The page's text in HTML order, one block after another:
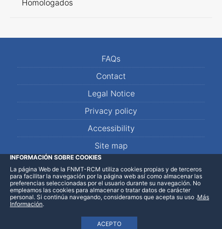
Homologados
FAQs
Contact
Legal Notice
Privacy policy
Accessibility
Site map
LinkedInFacebookWhatsApp
INFORMACIÓN SOBRE COOKIES
La página Web de la FNMT-RCM utiliza cookies propias y de terceros
para facilitar la navegación por la página web así como almacenar las
preferencias seleccionadas por el usuario durante su navegación. No
empleamos las cookies para almacenar o tratar datos de carácter
personal. Si continúa navegando, consideramos que acepta su uso
ACEPTO
.Más
Información.